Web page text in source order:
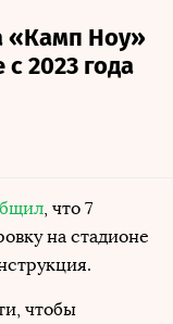
«Камп Ноу»
2023 года
, что 7
на стадионе
чтобы